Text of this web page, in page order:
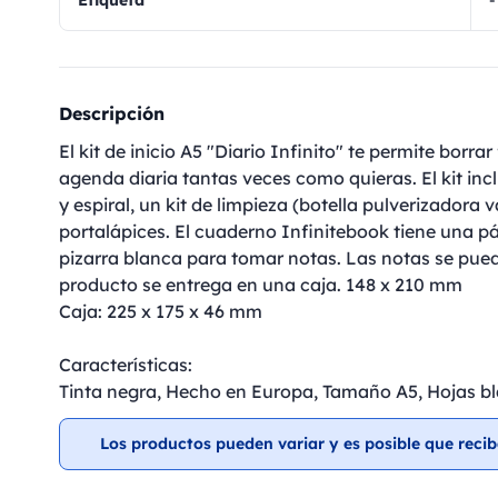
Descripción
El kit de inicio A5 "Diario Infinito" te permite
agenda diaria tantas veces como quieras. El kit
y espiral, un kit de limpieza (botella pulverizadora
portalápices. El cuaderno Infinitebook tiene una
pizarra blanca para tomar notas. Las notas se
producto se entrega en una caja. 148 x 210 mm
Caja: 225 x 175 x 46 mm
Características:
Tinta negra, Hecho en Europa, Tamaño A5, Hojas
Los productos pueden variar y es posible que